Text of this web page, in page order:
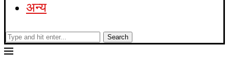
अन्य
Search